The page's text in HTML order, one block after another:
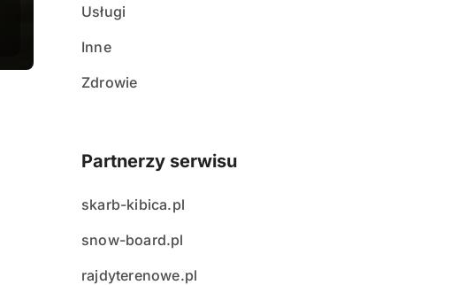
Usługi
Inne
Zdrowie
Partnerzy serwisu
skarb-kibica.pl
snow-board.pl
rajdyterenowe.pl